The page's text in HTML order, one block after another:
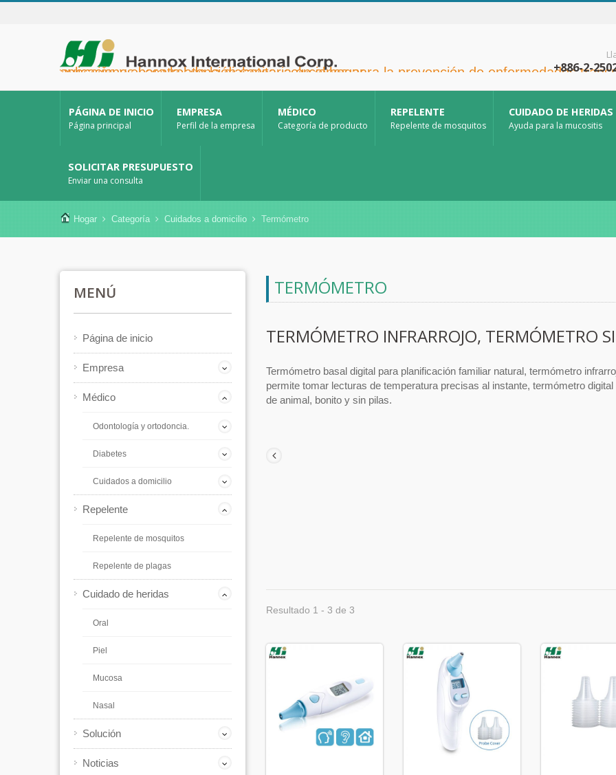
Hannox International Corp. - Ayudamos a importadores, mayoristas y distribuidores de dispositivos médicos, así como a marcas del sector sanitario, a lanzar soluciones no farmacológicas para el cuidado de heridas y mucosas en úlceras orales, cuidados de apoyo para pacientes con cáncer, protección de la piel, cuidado de la mucosa nasal y protección de heridas en el hogar. También ofrecemos una amplia gama de dispositivos médicos para la prevención y el control de la diabetes, soluciones para la prevención de enfermedades transmitidas por mosquitos y otras aplicaciones para la atención sanitaria en el hogar. +886-2-
PÁGINA DE INICIO
Página principal
EMPRESA
Perfil de la empresa
MÉDICO
Categoría de producto
REPELENTE
Repelente de mosquitos
CUIDADO DE HERIDAS
Ayuda para la mucositis
SOLICITAR PRESUPUESTO
Enviar una consulta
Hogar Categoría Cuidados a domicilio Termómetro
MENÚ
Página de inicio
Empresa
Médico
Odontología y ortodoncia.
Diabetes
Cuidados a domicilio
Repelente
Repelente de mosquitos
Repelente de plagas
Cuidado de heridas
Oral
Piel
Mucosa
Nasal
Solución
Noticias
TERMÓMETRO
TERMÓMETRO INFRARROJO, TERMÓMETRO
Termómetro basal digital para planificación familiar natural, termómetro
permite tomar lecturas de temperatura precisas al instante, termómetro
de animal, bonito y sin pilas.
Resultado 1 - 3 de 3